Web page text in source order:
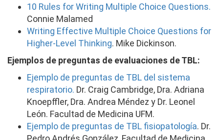
10 Rules for Writing Multiple Choice Questions.
Connie Malamed
Writing Effective Multiple Choice Questions for
Higher-Level Thinking. Mike Dickinson.
Ejemplos de preguntas de evaluaciones de TBL:
Ejemplo de preguntas de TBL del sistema
respiratorio. Dr. Craig Cambridge, Dra. Adriana
Knoepffler, Dra. Andrea Méndez y Dr. Leonel
León. Facultad de Medicina UFM.
Ejemplo de preguntas de TBL fisiopatología. Dr.